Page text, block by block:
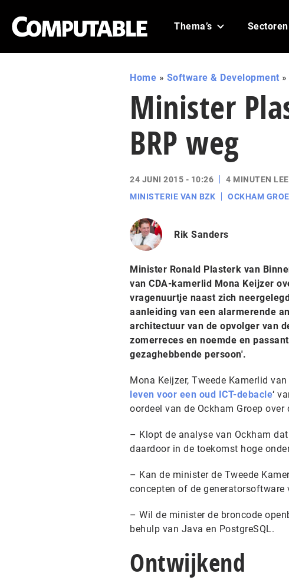
Thema’s Sectoren
Home » Software & Development »
Minister
BRP weg
24 JUNI 2015 - 10:26 4 MINUTEN
MINISTERIE VAN BZK
OCKHAM
Rik Sanders
Minister Ronald Plasterk van
van CDA-kamerlid Mona Keijzer
vragenuurtje naast zich
aanleiding van een alarmerende
architectuur van de opvolger van
zomerreces en noemde en
gezaghebbende persoon'.
Mona Keijzer, Tweede Kamerlid
leven voor een oud ICT-debacle‘
oordeel van de Ockham Groep
– Klopt de analyse van Ockham
daardoor in de toekomst hoge
– Kan de minister de Tweede
concepten of de generatorsoftware
– Wil de minister de broncode
behulp van Java en PostgreSQL.
Ontwijkend